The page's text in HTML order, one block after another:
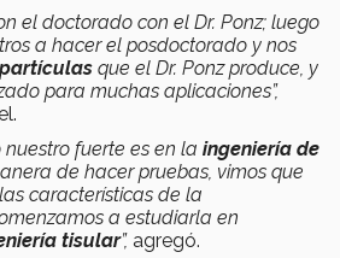
el doctorado con el Dr. Ponz; luego
a hacer el posdoctorado y nos
que el Dr. Ponz produce, y
para muchas aplicaciones”,
nuestro fuerte es en la ingeniería de
de hacer pruebas, vimos que
características de la
a estudiarla en
tisular”, agregó.